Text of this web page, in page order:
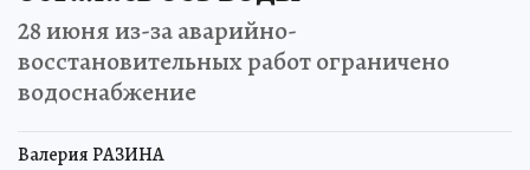
28 июня из-за аварийно-
восстановительных работ ограничено
водоснабжение
Валерия РАЗИНА